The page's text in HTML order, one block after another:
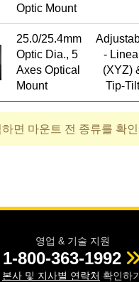
Optic Mount
25.0/25.4mm
Optic Dia., 5
Axes Optical
Mount
-
(XYZ)
Tip-Tilt
면 마운트 전 종류를 확
영업 & 기술 지원
1-800-363-1992
본사 및 지사별 연락처 확인하